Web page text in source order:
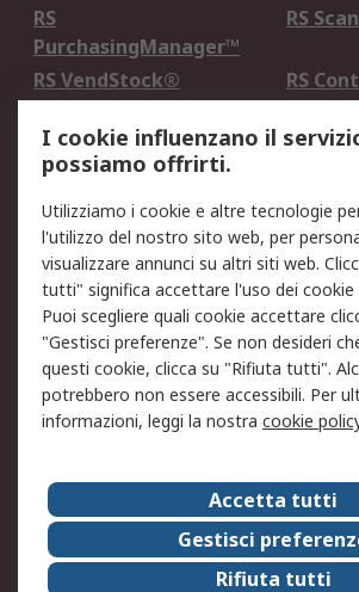
RS
PurchasingManager™
RS
RS VendStock®
RS
Legale
Informativa Cookie
Email Security
Condizioni di vendita
Etica e responsabilità
Chi Siamo
Chi Siamo
Supporto
ESG
Carriere
RS
Press Centre
I cookie influenzano il
possiamo offrirti.
Utilizziamo i cookie e altre tecnologie
l'utilizzo del nostro sito web, per
visualizzare annunci su altri siti web.
tutti" significa accettare l'uso dei cookie
Puoi scegliere quali cookie accettare
"Gestisci preferenze". Se non desideri
questi cookie, clicca su "Rifiuta tutti".
potrebbero non essere accessibili. Per
informazioni, leggi la nostra cookie
Accetta tutti
Gestisci
Rifiuta tutti